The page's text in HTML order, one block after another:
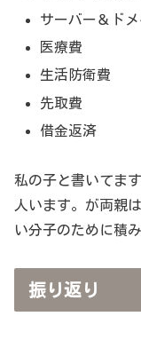
サーバー＆ド
医療費
生活防衛費
先取費
借金返済
私の子と書いてま
人います。が両親
い分子のために積
振り返り